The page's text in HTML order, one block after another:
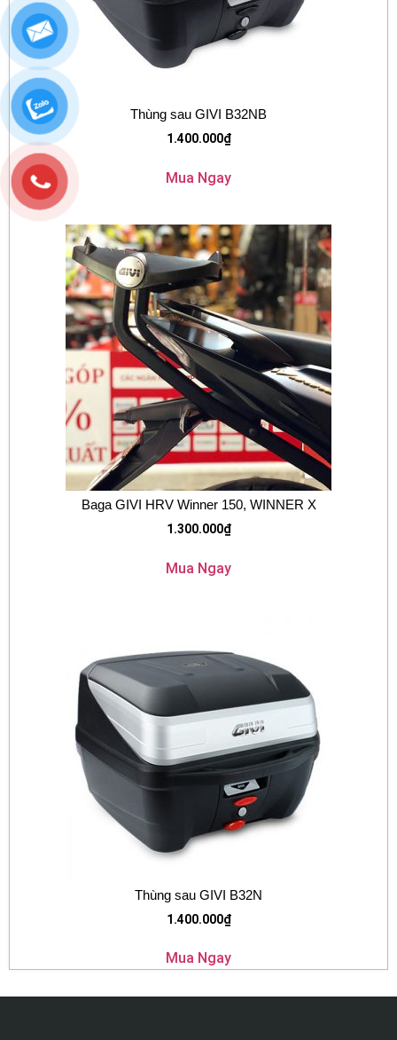
Thùng sau GIVI B32NB
1.400.000₫
Mua Ngay
Baga GIVI HRV Winner 150, WINNER X
1.300.000₫
Mua Ngay
Thùng sau GIVI B32N
1.400.000₫
Mua Ngay